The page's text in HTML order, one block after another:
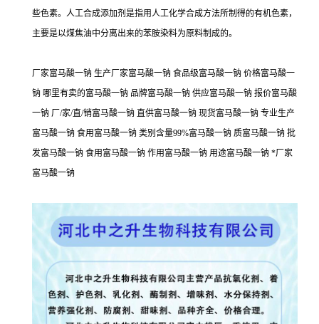
些色素。人工合成添加剂是指用人工化学合成方法所制得的有机色素，
主要是以煤焦油中分离出来的苯胺染料为原料制成的。
厂家富马酸一钠 生产厂家富马酸一钠 食品级富马酸一钠 价格富马酸一
钠 哪里有卖的富马酸一钠 品牌富马酸一钠 供应富马酸一钠 报价富马酸
一钠 厂/家/直/销富马酸一钠 直供富马酸一钠 现货富马酸一钠 专业生产
富马酸一钠 食用富马酸一钠 类别含量99%富马酸一钠 质富马酸一钠 批
发富马酸一钠 食用富马酸一钠 作用富马酸一钠 用途富马酸一钠 *厂家
富马酸一钠